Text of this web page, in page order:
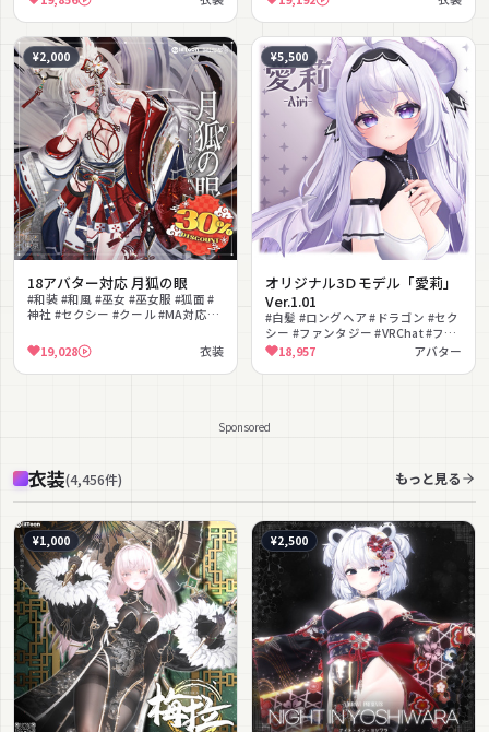
¥2,000
18アバター対応 月狐の眼
#和装 #和風 #巫女 #巫女服 #狐面 #
神社 #セクシー #クール #MA対応
19,028 衣装
¥5,500
オリジナル3Ｄモデル「愛莉」
Ver.1.01
#白髪 #ロングヘア #ドラゴン #セク
シー #ファンタジー #VRChat #フル
トラ対応 #シェイプキー #人外
18,957 アバター
Sponsored
衣装(4,456件) もっと見る
¥1,000 ¥2,500